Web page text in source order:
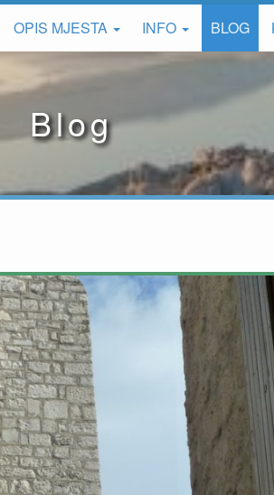
OPIS MJESTA INFO BLOG
Blog